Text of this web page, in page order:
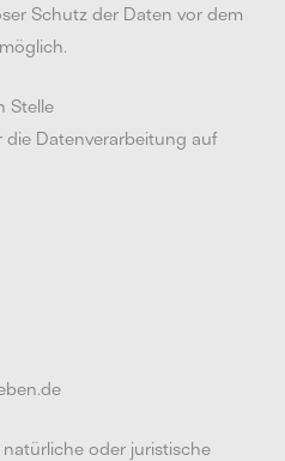
Schutz der Daten vor dem
Stelle
die Datenverarbeitung auf
oder juristische